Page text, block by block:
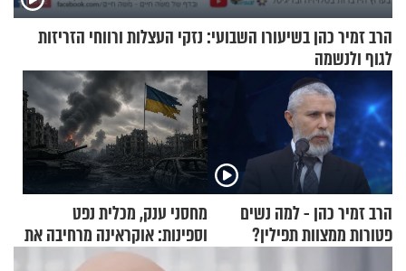
הרב זמיר כהן בשיעורו השבועי: נזקי העצלות ורווחי הזריזות
לגוף ולנשמה
הרב זמיר כהן - למה נשים
פטורות ממצוות תפילין?
מחסני ענק, מכלית נפט
וספינות: אוקראינה מרחיבה את
התקיפות בעומק רוסיה